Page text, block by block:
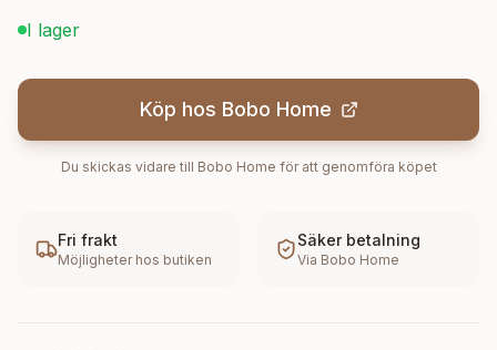
I lager
Köp hos Bobo Home
Du skickas vidare till Bobo Home för att genomföra köpet
Fri frakt
Möjligheter hos butiken
Säker betalning
Via Bobo Home